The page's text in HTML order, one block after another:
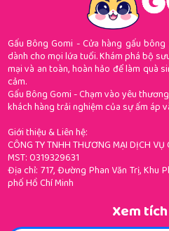
Gấu Bông Gomi - Cửa hàng gấu
dành cho mọi lứa tuổi. Khám phá bộ
mại và an toàn, hoàn hảo để làm quà
cảm.
Gấu Bông Gomi - Chạm vào yêu
khách hàng trải nghiệm của sự ấm áp
Giới thiệu & Liên hệ:
CÔNG TY TNHH THƯƠNG MẠI DỊCH VỤ
MST: 0319329631
Địa chỉ: 717, Đường Phan Văn Trị, Khu
phố Hồ Chí Minh
Xem